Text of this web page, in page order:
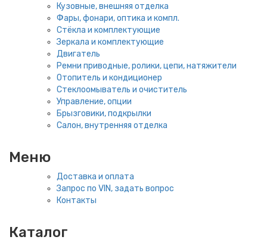
Кузовные, внешняя отделка
Фары, фонари, оптика и компл.
Стёкла и комплектующие
Зеркала и комплектующие
Двигатель
Ремни приводные, ролики, цепи, натяжители
Отопитель и кондиционер
Стеклоомыватель и очиститель
Управление, опции
Брызговики, подкрылки
Салон, внутренняя отделка
Меню
Доставка и оплата
Запрос по VIN, задать вопрос
Контакты
Каталог